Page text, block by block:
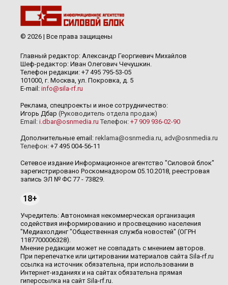
© 2026 | Все права защищены
Главный редактор: Александр Георгиевич Михайлов
Шеф-редактор: Иван Олегович Чечушкин.
Телефон редакции: +7 495 795-53-05
101000, г. Москва, ул. Покровка, д. 5
E-mail: info@sila-rf.ru
Реклама, спецпроекты и иное сотрудничество:
Игорь Дбар (Руководитель отдела продаж)
Email: i.dbar@osnmedia.ru Телефон: +7 909 936-02-90
Дополнительные email: reklama@osnmedia.ru, adv@osnmedia.ru
Телефон: +7 495 004-56-11
Сетевое издание Информационное агентство "Силовой блок"
зарегистрировано Роскомнадзором 05.10.2018, реестровая
запись ЭЛ № ФС 77 - 73829.
18+
Учредитель: Автономная некоммерческая организация
содействия информированию и просвещению населения
"Медиахолдинг "Общественная служба новостей" (ОГРН
1187700006328).
Мнение редакции может не совпадать с мнением авторов.
При перепечатке или цитировании материалов сайта Sila-rf.ru
ссылка на источник обязательна, при использовании в
Интернет-изданиях и на сайтах обязательна прямая
гиперссылка на сайт Sila-rf.ru.